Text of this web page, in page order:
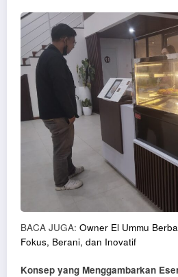
BACA JUGA: Owner El Ummu
Fokus, Berani, dan Inovatif
Konsep yang Menggambarkan